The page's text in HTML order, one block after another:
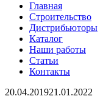
Главная
Строительство
Дистрибьюторы
Каталог
Наши работы
Статьи
Контакты
20.04.201921.01.2022